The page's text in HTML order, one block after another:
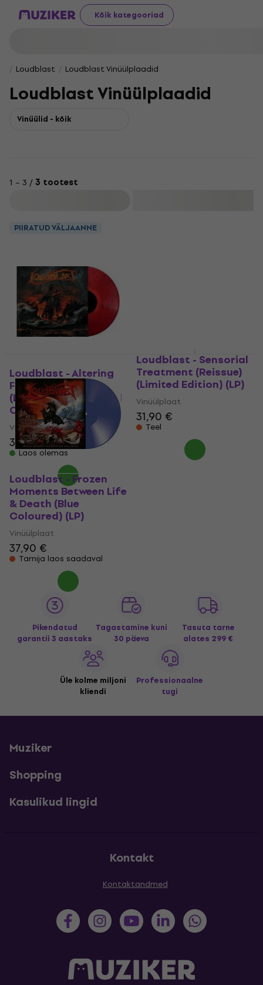
Kõik kategooriad
Loudblast Loudblast Vinüülplaadid
Loudblast Vinüülplaadid
Vinüülid - kõik
1 – 3 /3 tootest
PIIRATUD VÄLJAANNE
Loudblast - Altering
Fates & Destinies
(Limited Edition) (Red
Coloured) (LP)
Vinüülplaat
36,30 €
Laos olemas
Loudblast - Sensorial
Treatment (Reissue)
(Limited Edition) (LP)
Vinüülplaat
31,90 €
Teel
Loudblast - Frozen
Moments Between Life
& Death (Blue
Coloured) (LP)
Vinüülplaat
37,90 €
Tarnija laos saadaval
Pikendatud
garantii 3 aastaks
Tagastamine kuni
30 päeva
Tasuta tarne
alates 299 €
Üle kolme miljoni
kliendi
Professionaalne
tugi
Muziker
Shopping
Kasulikud lingid
Kontakt
Kontaktandmed